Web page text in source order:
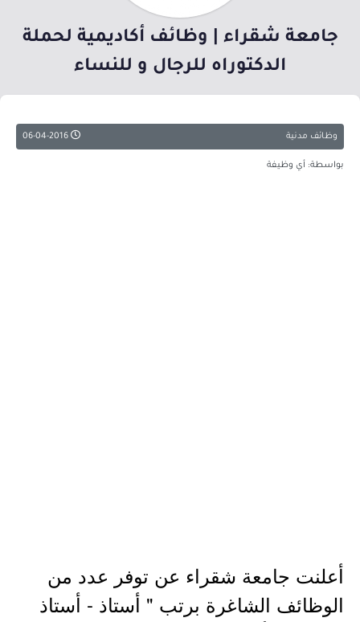
جامعة شقراء | وظائف أكاديمية لحملة
الدكتوراه للرجال و للنساء
وظائف مدنية
بواسطة: أي وظيفة
أعلنت جامعة شقراء عن توفر عدد من
الوظائف الشاغرة برتب " أستاذ - أستاذ